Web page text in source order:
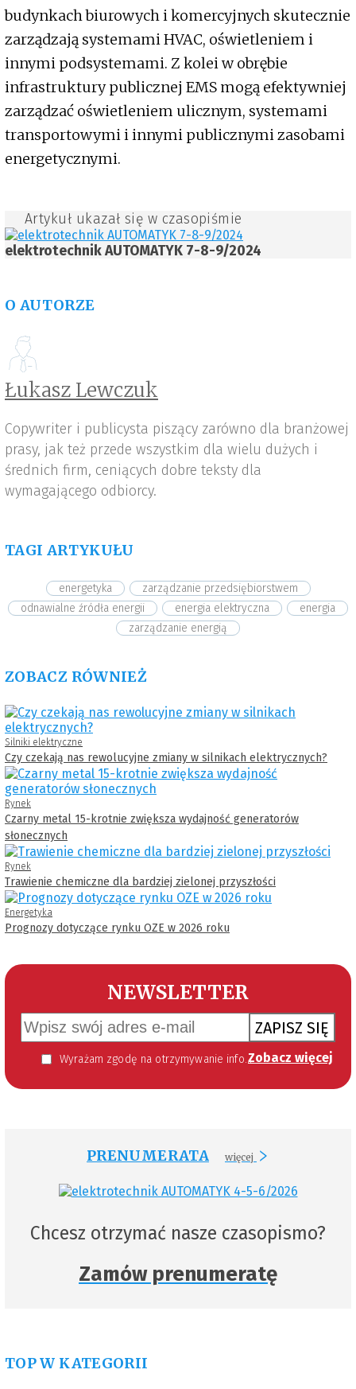
budynkach biurowych i komercyjnych skutecznie
zarządzają systemami HVAC, oświetleniem i
innymi podsystemami. Z kolei w obrębie
infrastruktury publicznej EMS mogą efektywniej
zarządzać oświetleniem ulicznym, systemami
transportowymi i innymi publicznymi zasobami
energetycznymi.
Artykuł ukazał się w czasopiśmie
elektrotechnik AUTOMATYK 7-8-9/2024
O AUTORZE
Łukasz Lewczuk
Copywriter i publicysta piszący zarówno dla branżowej
prasy, jak też przede wszystkim dla wielu dużych i
średnich firm, ceniących dobre teksty dla
wymagającego odbiorcy.
TAGI ARTYKUŁU
energetyka
zarządzanie przedsiębiorstwem
odnawialne źródła energii
energia elektryczna
energia
zarządzanie energią
ZOBACZ RÓWNIEŻ
Silniki elektryczne
Czy czekają nas rewolucyjne zmiany w silnikach elektrycznych?
Rynek
Czarny metal 15-krotnie zwiększa wydajność generatorów
słonecznych
Rynek
Trawienie chemiczne dla bardziej zielonej przyszłości
Energetyka
Prognozy dotyczące rynku OZE w 2026 roku
NEWSLETTER
ZAPISZ SIĘ
Wyrażam zgodę na otrzymywanie informacji handlowej kierowanej do mnie za pomocą środków komunikacji elektronicznej w szczególności poczty elektronicznej zgodnie z przepisem art. 10 ust 2 ustawy z dnia 18 lipca 2002 roku o świadczeniu usług drogą elektroniczną (Dz. U. 144 z 2002 r. poz. 1204). Zgoda jest dobrowolna, jednak jej wyrażenie jest konieczne, aby otrzymywać newsletter. Zobacz więcej
PRENUMERATA więcej
Chcesz otrzymać nasze czasopismo?
Zamów prenumeratę
TOP W KATEGORII